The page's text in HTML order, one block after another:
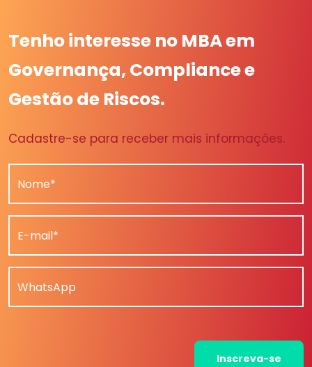
Tenho interesse no MBA em
Governança, Compliance e
Gestão de Riscos.
Cadastre-se para receber mais informações.
Nome*
E-mail*
WhatsApp
Inscreva-se